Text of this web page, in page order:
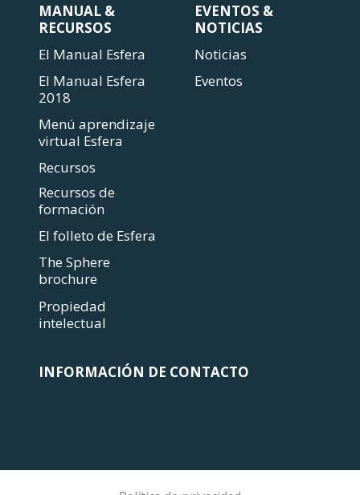
MANUAL &
RECURSOS
El Manual Esfera
El Manual Esfera
2018
Menú aprendizaje
virtual Esfera
Recursos
Recursos de
formación
El folleto de Esfera
The Sphere
brochure
Propiedad
intelectual
EVENTOS &
NOTICIAS
Noticias
Eventos
INFORMACIÓN DE CONTACTO